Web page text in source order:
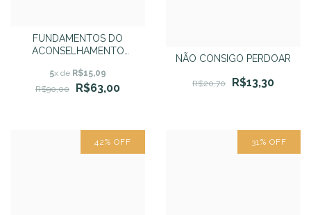
FUNDAMENTOS DO
ACONSELHAMENTO
5x de R$15,09
R$90,00
R$63,00
NÃO CONSIGO PERDOAR
R$20,70 R$13,30
42% OFF 31% OFF